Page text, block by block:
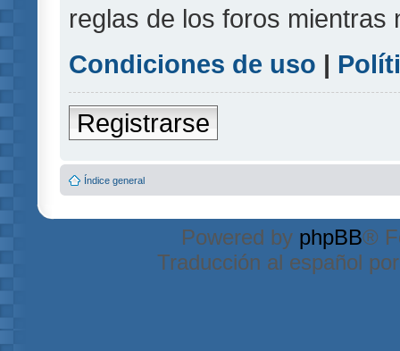
reglas de los foros mientras
Condiciones de uso |
Registrarse
Índice general
Powered by phpBB®
Traducción al español